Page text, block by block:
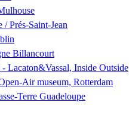
Prés-Saint-Jean
Billancourt
Lacaton&Vassal, Inside Outside
Air museum, Rotterdam
Terre Guadeloupe